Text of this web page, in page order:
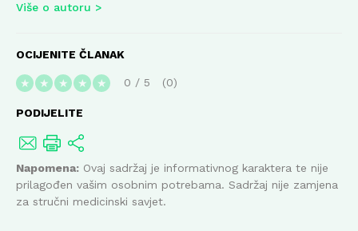
Više o autoru
OCIJENITE ČLANAK
★ ★ ★ ★ ★ 0 / 5 0
PODIJELITE
Napomena: Ovaj sadržaj je informativnog karaktera te nije
prilagođen vašim osobnim potrebama. Sadržaj nije zamjena
za stručni medicinski savjet.